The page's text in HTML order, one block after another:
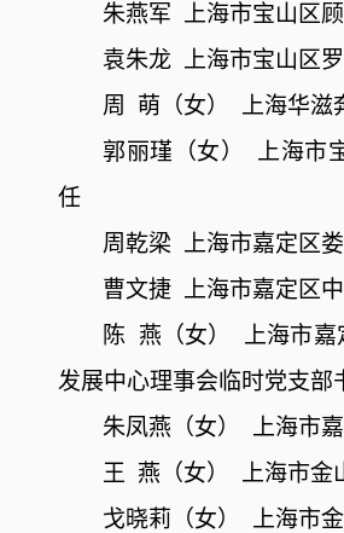
朱燕军
上海市宝山区
袁朱龙
上海市宝山区
周
萌（女）
上海华
郭丽瑾（女）
上海市
任
周乾梁
上海市嘉定区
曹文捷
上海市嘉定区
陈
燕（女）
上海市
发展中心理事会临时党支部
朱凤燕（女）
上海市
王
燕（女）
上海市
戈晓莉（女）
上海市